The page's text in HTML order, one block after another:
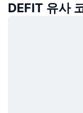
DEFIT 유사